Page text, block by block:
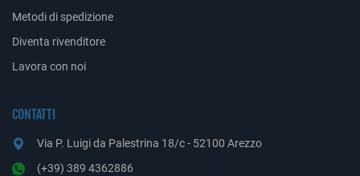
Metodi di spedizione
Diventa rivenditore
Lavora con noi
CONTATTI
Via P. Luigi da Palestrina 18/c - 52100 Arezzo
(+39) 389 4362886